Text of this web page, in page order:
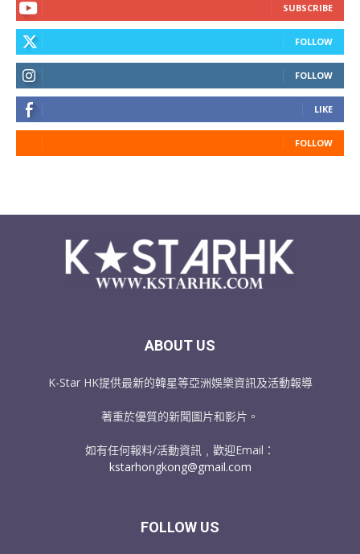
SUBSCRIBE
FOLLOW
FOLLOW
LIKE
FOLLOW
ABOUT US
K-Star HK提供最新的韓星等亞洲娛樂資訊及活動報導
著重於優質的新聞圖片和影片。
如有任何報料/活動資訊﹐歡迎Email：
kstarhongkong@gmail.com
FOLLOW US